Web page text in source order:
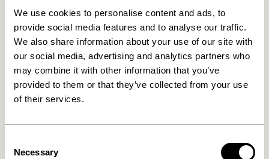
We use cookies to personalise content and ads, to
provide social media features and to analyse our traffic.
We also share information about your use of our site with
our social media, advertising and analytics partners who
may combine it with other information that you’ve
provided to them or that they’ve collected from your use
of their services.
Selection
Necessary
NOUVEAUTÉ
1.399,00kr.